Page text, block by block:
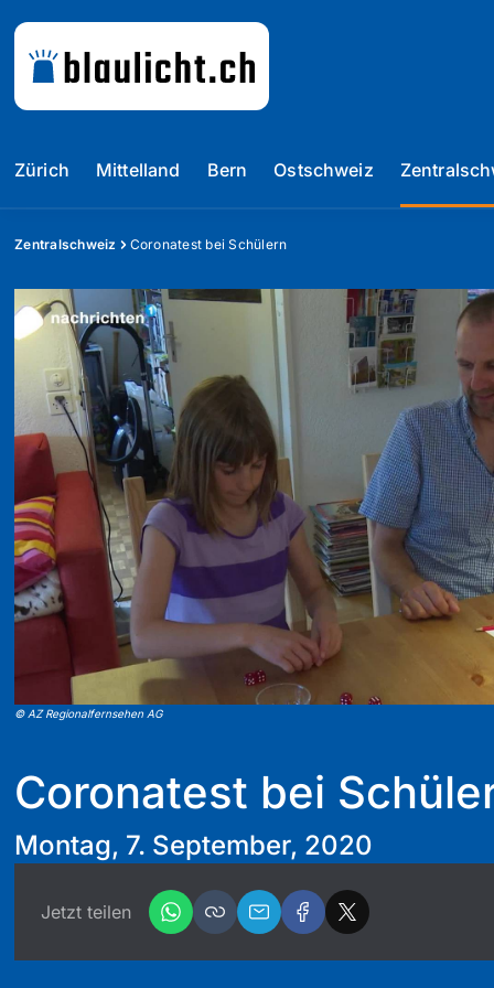
Zürich Mittelland Bern Ostschweiz
Zentralschweiz Coronatest bei Schülern
© AZ Regionalfernsehen AG
Coronatest bei
Montag, 7. September, 2020
Jetzt teilen